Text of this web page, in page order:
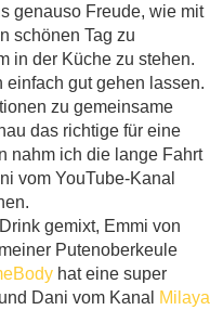
genauso Freude, wie mit
schönen Tag zu
in der Küche zu stehen.
gut gehen lassen.
zu gemeinsame
das richtige für eine
nahm ich die lange Fahrt
vom YouTube-Kanal
gemixt, Emmi von
Putenoberkeule
hat eine super
Dani vom Kanal
Milaya